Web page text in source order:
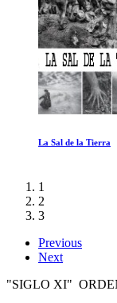
La Sal de la Tierra
1
2
3
Previous
Next
"SIGLO XI"